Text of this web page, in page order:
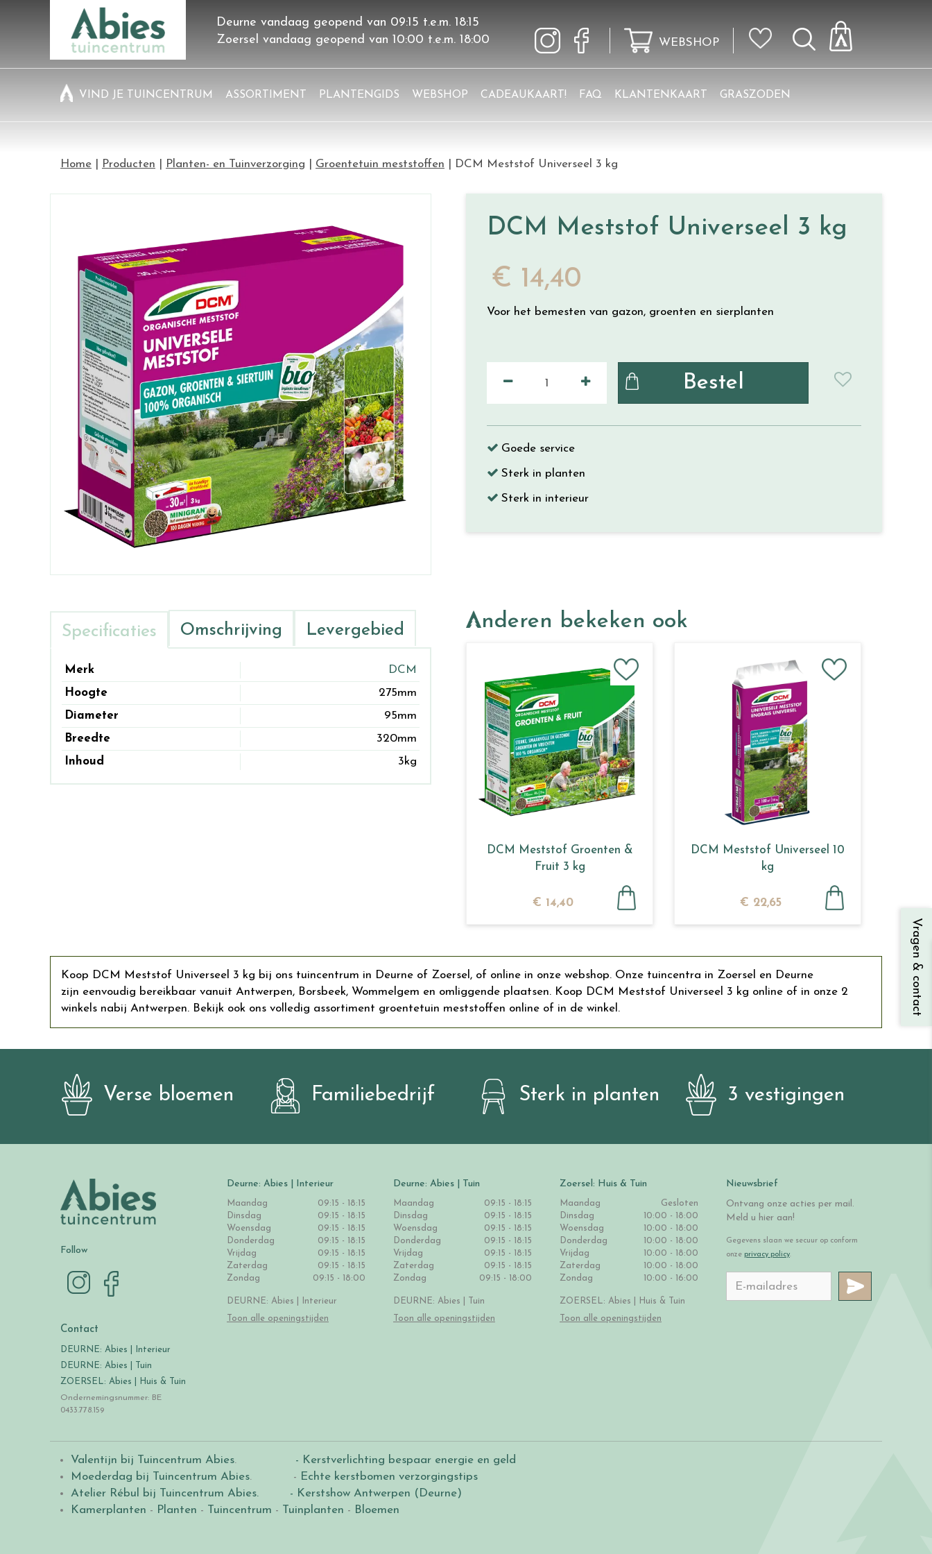
Home Producten Planten- en Tuinverzorging Groentetuin meststoffen DCM Meststof Universeel 3 kg
Deurne vandaag geopend van 09:15 t.e.m. 18:15
Zoersel vandaag geopend van 10:00 t.e.m. 18:00 WEBSHOP
VIND JE TUINCENTRUM ASSORTIMENT PLANTENGIDS WEBSHOP CADEAUKAART! FAQ KLANTENKAART GRASZODEN
DCM Meststof Universeel 3 kg
€ 14,40
Voor het bemesten van gazon, groenten en sierplanten
Goede service
Sterk in planten
Sterk in interieur
Specificaties Omschrijving Levergebied
Merk
DCM
Hoogte
275mm
Diameter
95mm
Breedte
320mm
Inhoud
3kg
Anderen bekeken ook
DCM Meststof Groenten &
Fruit 3 kg
€ 14,40
DCM Meststof Universeel 10
kg
€ 22,65
Koop DCM Meststof Universeel 3 kg bij ons tuincentrum in Deurne of Zoersel, of online in onze webshop. Onze tuincentra in Zoersel en Deurne
zijn eenvoudig bereikbaar vanuit Antwerpen, Borsbeek, Wommelgem en omliggende plaatsen. Koop DCM Meststof Universeel 3 kg online of in onze 2
winkels nabij Antwerpen. Bekijk ook ons volledig assortiment groentetuin meststoffen online of in de winkel.
Verse bloemen Familiebedrijf Sterk in planten 3 vestigingen
Follow
Contact
DEURNE: Abies | Interieur
DEURNE: Abies | Tuin
ZOERSEL: Abies | Huis & Tuin
Ondernemingsnummer: BE
0433.778.159
Deurne: Abies | Interieur
Maandag
09:15 - 18:15
Dinsdag
09:15 - 18:15
Woensdag
09:15 - 18:15
Donderdag
09:15 - 18:15
Vrijdag
09:15 - 18:15
Zaterdag
09:15 - 18:15
Zondag
09:15 - 18:00
DEURNE: Abies | Interieur
Toon alle openingstijden
Deurne: Abies | Tuin
Maandag
09:15 - 18:15
Dinsdag
09:15 - 18:15
Woensdag
09:15 - 18:15
Donderdag
09:15 - 18:15
Vrijdag
09:15 - 18:15
Zaterdag
09:15 - 18:15
Zondag
09:15 - 18:00
DEURNE: Abies | Tuin
Toon alle openingstijden
Zoersel: Huis & Tuin
Maandag
Gesloten
Dinsdag
10:00 - 18:00
Woensdag
10:00 - 18:00
Donderdag
10:00 - 18:00
Vrijdag
10:00 - 18:00
Zaterdag
10:00 - 18:00
Zondag
10:00 - 16:00
ZOERSEL: Abies | Huis & Tuin
Toon alle openingstijden
Nieuwsbrief
Ontvang onze acties per mail.
Meld u hier aan!
Gegevens slaan we secuur op conform
onze privacy policy.
Valentijn bij Tuincentrum Abies.
- Kerstverlichting bespaar energie en geld
Moederdag bij Tuincentrum Abies. - Echte kerstbomen verzorgingstips
Atelier Rébul bij Tuincentrum Abies.
- Kerstshow Antwerpen (Deurne)
Kamerplanten - Planten - Tuincentrum - Tuinplanten - Bloemen
Vragen & contact